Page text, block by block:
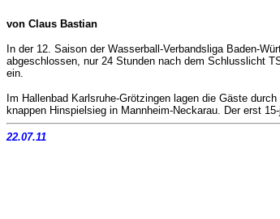
von Claus Bastian
In der 12. Saison der Wasserball-Verbandsliga Baden-
abgeschlossen, nur 24 Stunden nach dem Schlusslicht
ein.
Im Hallenbad Karlsruhe-Grötzingen lagen die Gäste
knappen Hinspielsieg in Mannheim-Neckarau. Der erst
22.07.11